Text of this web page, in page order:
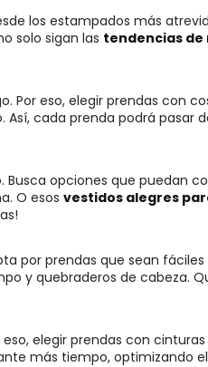
los estampados más
solo sigan las tendencias de
eso, elegir prendas con
cada prenda podrá
opciones que puedan
O esos vestidos alegres
por prendas que sean
y quebraderos de cabeza.
elegir prendas con
más tiempo,